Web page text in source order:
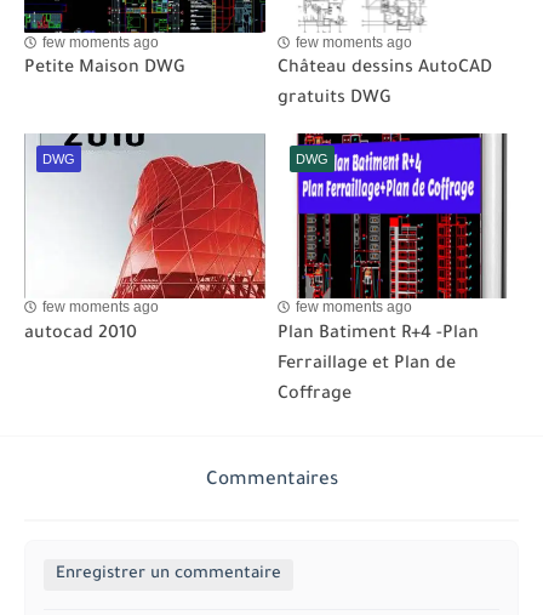
few moments ago
Petite Maison DWG
few moments ago
Château dessins AutoCAD
gratuits DWG
DWG
few moments ago
autocad 2010
DWG
few moments ago
Plan Batiment R+4 -Plan
Ferraillage et Plan de
Coffrage
Commentaires
Enregistrer un commentaire